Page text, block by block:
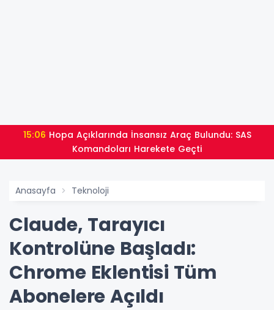
15:06
Komandoları Harekete Geçti
Anasayfa Teknoloji
Claude, Tarayıcı
Kontrolüne Başladı:
Chrome Eklentisi Tüm
Abonelere Açıldı